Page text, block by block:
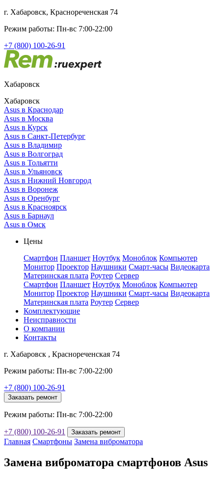
г. Хабаровск, Краснореченская 74
Режим работы: Пн-вс 7:00-22:00
+7 (800) 100-26-91
Хабаровск
Хабаровск
Asus в Краснодар
Asus в Москва
Asus в Курск
Asus в Санкт-Петербург
Asus в Владимир
Asus в Волгоград
Asus в Тольятти
Asus в Ульяновск
Asus в Нижний Новгород
Asus в Воронеж
Asus в Оренбург
Asus в Красноярск
Asus в Барнаул
Asus в Омск
Цены
Смартфон Планшет Ноутбук Моноблок Компьютер
Монитор Проектор Наушники Смарт-часы Видеокарта
Материнская плата Роутер Сервер
Смартфон Планшет Ноутбук Моноблок Компьютер
Монитор Проектор Наушники Смарт-часы Видеокарта
Материнская плата Роутер Сервер
Комплектующие
Неисправности
О компании
Контакты
г. Хабаровск , Краснореченская 74
Режим работы: Пн-вс 7:00-22:00
+7 (800) 100-26-91
Заказать ремонт
Режим работы: Пн-вс 7:00-22:00
+7 (800) 100-26-91 Заказать ремонт
Главная Смартфоны Замена виброматора
Замена виброматора смартфонов Asus